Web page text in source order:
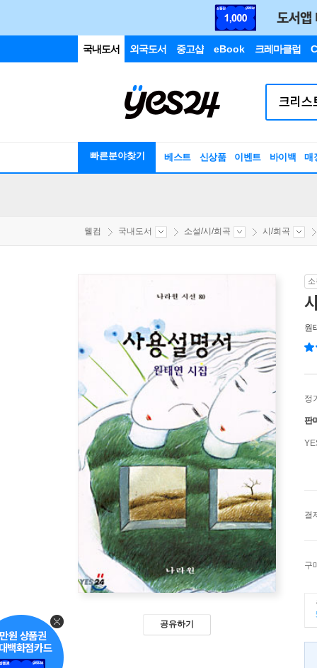
국내도서 외국도서 중고샵 eBook 크레마클럽
빠른분야찾기 베스트 신상품 이벤트 바이백 매
웰컴 국내도서 소설/시/희곡 시/희곡
공유하기
원
정
판
결
구